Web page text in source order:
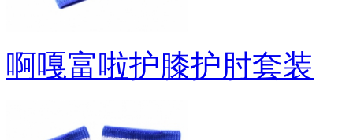
啊嘎富啦护膝护肘套装